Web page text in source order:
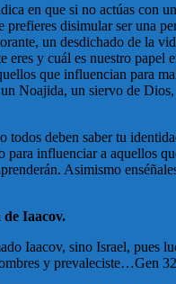
en que si no actúas con
prefieres disimular ser una
un desdichado de la
eres y cuál es nuestro papel
que influencian para
Noajida, un siervo de
todos deben saber tu
para influenciar a aquellos
Asimismo
de Iaacov.
Iaacov, sino Israel, pues
y prevaleciste…Gen